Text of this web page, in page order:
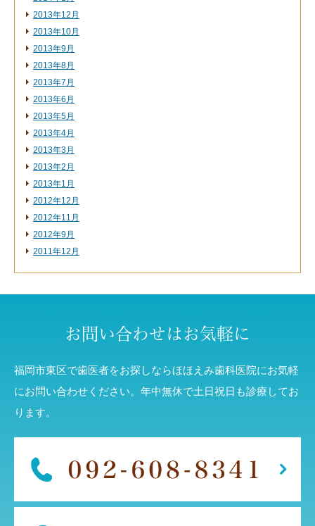
2013年12月
2013年10月
2013年9月
2013年8月
2013年7月
2013年6月
2013年5月
2013年4月
2013年3月
2013年2月
2013年1月
2012年12月
2012年11月
2012年9月
2011年12月
お問い合わせはお気軽に
福岡市東区で歯医者をお探しならほほえみ歯科医院にお気軽
にお問い合わせください。年中無休で土日祝日も診療してお
ります。